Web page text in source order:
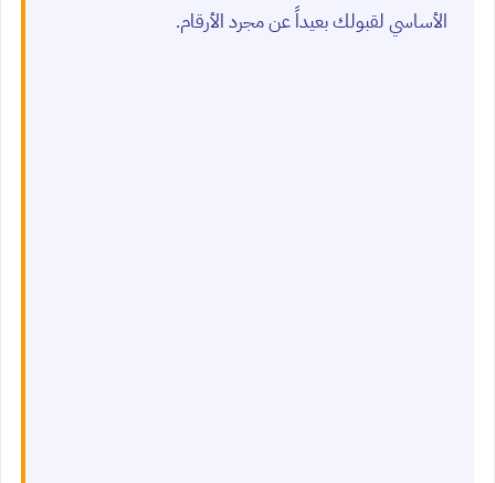
الأساسي لقبولك بعيداً عن مجرد الأرقام.